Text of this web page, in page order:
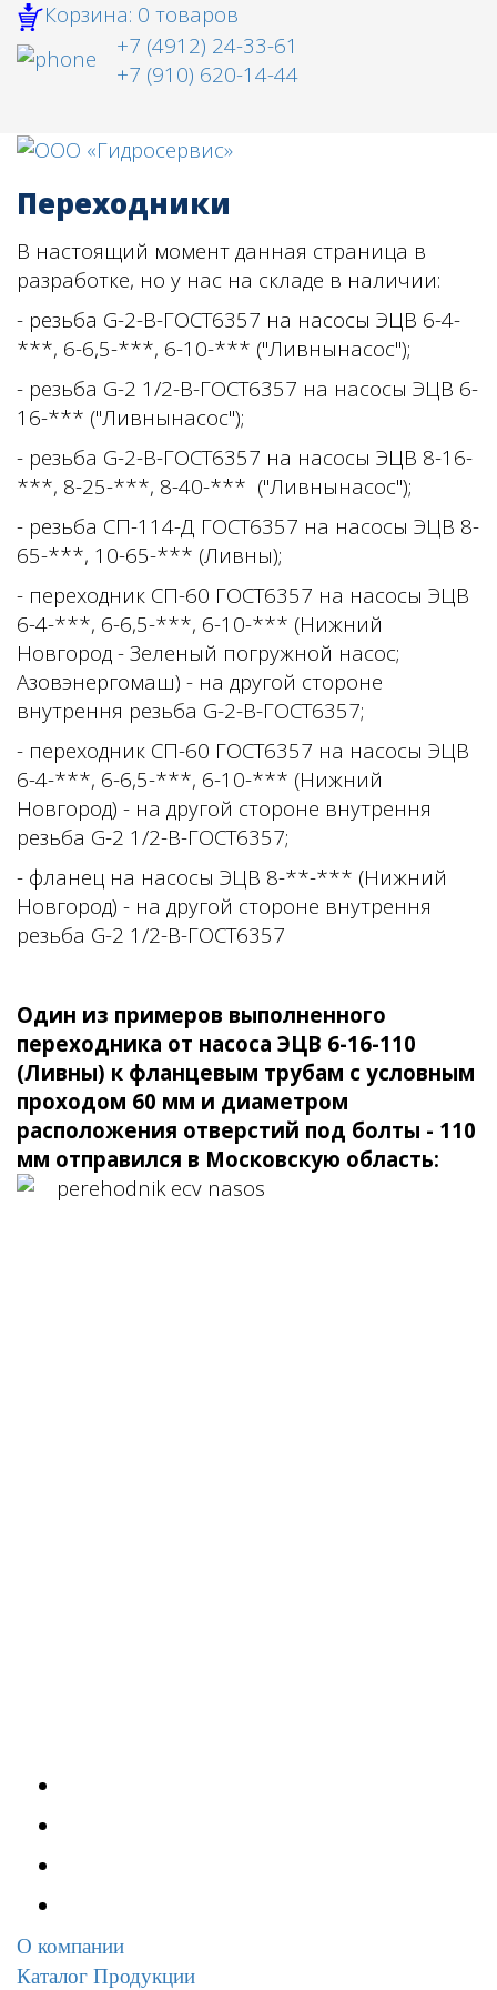
Корзина: 0 товаров
+7 (4912) 24-33-61
+7 (910) 620-14-44
Переходники
В настоящий момент данная страница в
разработке, но у нас на складе в наличии:
- резьба G-2-B-ГОСТ6357 на насосы ЭЦВ 6-4-
***, 6-6,5-***, 6-10-*** ("Ливнынасос");
- резьба G-2 1/2-B-ГОСТ6357 на насосы ЭЦВ 6-
16-*** ("Ливнынасос");
- резьба G-2-B-ГОСТ6357 на насосы ЭЦВ 8-16-
***, 8-25-***, 8-40-*** ("Ливнынасос");
- резьба СП-114-Д ГОСТ6357 на насосы ЭЦВ 8-
65-***, 10-65-*** (Ливны);
- переходник СП-60 ГОСТ6357 на насосы ЭЦВ
6-4-***, 6-6,5-***, 6-10-*** (Нижний
Новгород - Зеленый погружной насос;
Азовэнергомаш) - на другой стороне
внутрення резьба G-2-B-ГОСТ6357;
- переходник СП-60 ГОСТ6357 на насосы ЭЦВ
6-4-***, 6-6,5-***, 6-10-*** (Нижний
Новгород) - на другой стороне внутрення
резьба G-2 1/2-B-ГОСТ6357;
- фланец на насосы ЭЦВ 8-**-*** (Нижний
Новгород) - на другой стороне внутрення
резьба G-2 1/2-B-ГОСТ6357
Один из примеров выполненного
переходника от насоса ЭЦВ 6-16-110
(Ливны) к фланцевым трубам с условным
проходом 60 мм и диаметром
расположения отверстий под болты - 110
мм отправился в Московскую область:
О компании
Каталог Продукции